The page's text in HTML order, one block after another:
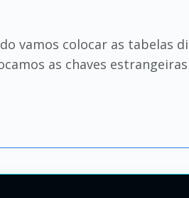
vamos colocar as tabelas
as chaves